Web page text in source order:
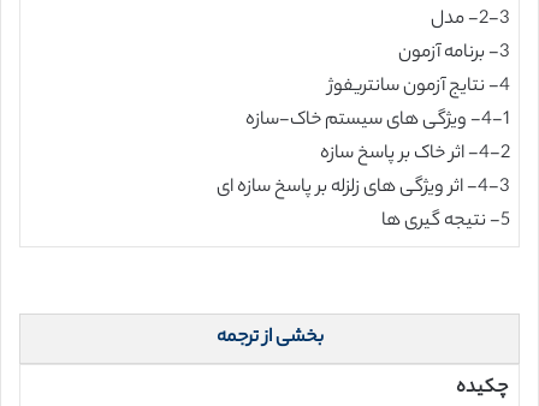
2-3- مدل
3- برنامه آزمون
4- نتایج آزمون سانتریفوژ
4-1- ویژگی های سیستم خاک-سازه
4-2- اثر خاک بر پاسخ سازه
4-3- اثر ویژگی های زلزله بر پاسخ سازه ای
5- نتیجه گیری ها
بخشی از ترجمه
چکیده